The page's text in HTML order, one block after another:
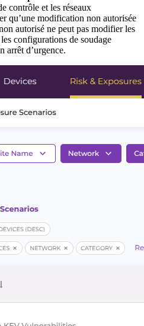
contrôle et les réseaux
qu’une modification non autorisée
autorisé ne peut pas modifier les
configurations de soudage
arrêt d’urgence.